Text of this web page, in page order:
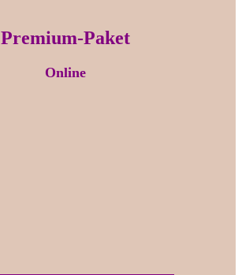
Premium-Paket
Online